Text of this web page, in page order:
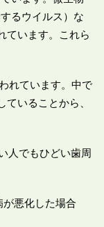
るウイルス）な
ています。これら
れています。中で
いることから、
人でもひどい歯周
悪化した場合